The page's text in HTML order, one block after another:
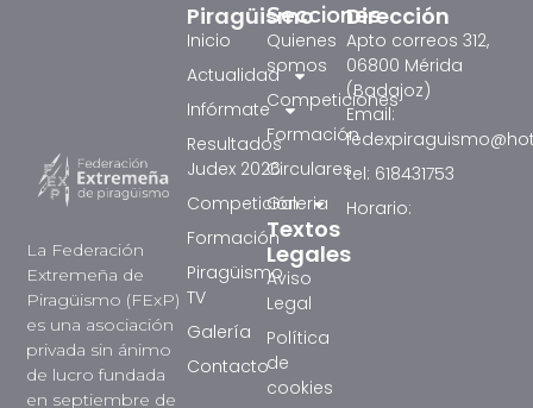
La Federación
Extremeña de
Piragüismo (FExP)
es una asociación
privada sin ánimo
de lucro fundada
en septiembre de
Secciones
Quienes
somos
Competiciones
Formación
Circulares
Galeria
Textos
Legales
Aviso
Legal
Política
de
cookies
Piragüismo
Inicio
Actualidad
Infórmate
Resultados
Judex 2026
Competición
Formación
Piragüismo
TV
Galería
Contacto
Dirección
Apto correos 312,
06800 Mérida
(Badajoz)
Email:
tel: 618431753
Horario: